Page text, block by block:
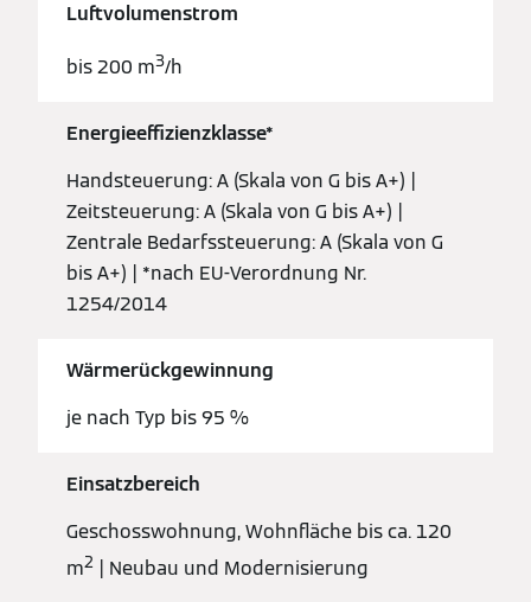
Luftvolumenstrom
bis 200 m3/h
Energieeffizienzklasse*
Handsteuerung: A (Skala von G bis A+) |
Zeitsteuerung: A (Skala von G bis A+) |
Zentrale Bedarfssteuerung: A (Skala von G
bis A+) | *nach EU-Verordnung Nr.
1254/2014
Wärmerückgewinnung
je nach Typ bis 95 %
Einsatzbereich
Geschosswohnung, Wohnfläche bis ca. 120
m2 | Neubau und Modernisierung